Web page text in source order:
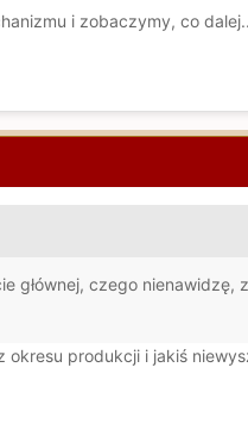
i zobaczymy, co
głównej, czego
produkcji i jakiś